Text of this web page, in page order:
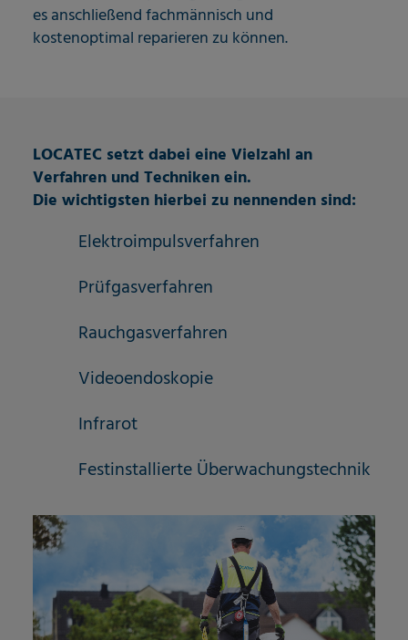
es anschließend fachmännisch und
kostenoptimal reparieren zu können.
LOCATEC setzt dabei eine Vielzahl an
Verfahren und Techniken ein.
Die wichtigsten hierbei zu nennenden sind:
Elektroimpulsverfahren
Prüfgasverfahren
Rauchgasverfahren
Videoendoskopie
Infrarot
Festinstallierte Überwachungstechnik